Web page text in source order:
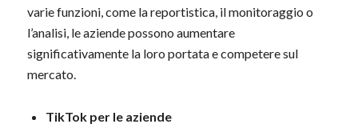
varie funzioni, come la reportistica, il monitoraggio o
l’analisi, le aziende possono aumentare
significativamente la loro portata e competere sul
mercato.
TikTok per le aziende